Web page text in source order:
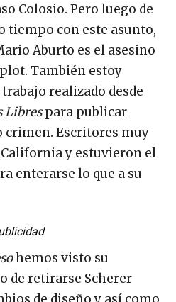
Colosio. Pero luego de
tiempo con este asunto,
Aburto es el asesino
También estoy
realizado desde
Librespara publicar
crimen. Escritores muy
y estuvieron el
enterarse lo que a su
hemos visto su
de retirarse Scherer